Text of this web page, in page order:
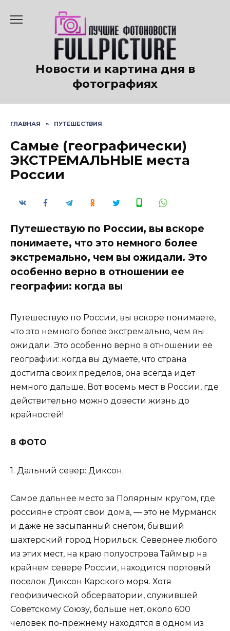
содержанию
Новости и картина дня в
фотографиях
ГЛАВНАЯ » ПУТЕШЕСТВИЯ
Самые (географически)
ЭКСТРЕМАЛЬНЫЕ места
России
Путешествую по России, вы вскоре
понимаете, что это немного более
экстремально, чем вы ожидали. Это
особенно верно в отношении ее
географии: когда вы
Путешествую по России, вы вскоре понимаете,
что это немного более экстремально, чем вы
ожидали. Это особенно верно в отношении ее
географии: когда вы думаете, что страна
достигла своих пределов, она всегда идет
немного дальше. Вот восемь мест в России, где
действительно можно довести жизнь до
крайностей!
8 ФОТО
1. Дальний север: Диксон.
Самое дальнее место за Полярным кругом, где
россияне строят свои дома, — это не Мурманск
и даже не засыпанный снегом, бывший
шахтерский город Норильск. Севернее любого
из этих мест, на краю полуострова Таймыр на
крайнем севере России, находится портовый
поселок Диксон Карского моря. Хотя
геофизической обсерватории, служившей
Советскому Союзу, больше нет, около 600
человек по-прежнему находятся в одном из